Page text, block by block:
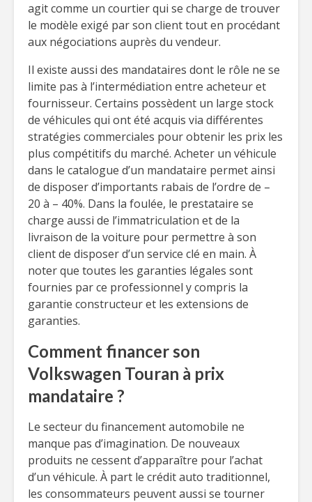
agit comme un courtier qui se charge de trouver
le modèle exigé par son client tout en procédant
aux négociations auprès du vendeur.
Il existe aussi des mandataires dont le rôle ne se
limite pas à l’intermédiation entre acheteur et
fournisseur. Certains possèdent un large stock
de véhicules qui ont été acquis via différentes
stratégies commerciales pour obtenir les prix les
plus compétitifs du marché. Acheter un véhicule
dans le catalogue d’un mandataire permet ainsi
de disposer d’importants rabais de l’ordre de –
20 à – 40%. Dans la foulée, le prestataire se
charge aussi de l’immatriculation et de la
livraison de la voiture pour permettre à son
client de disposer d’un service clé en main. À
noter que toutes les garanties légales sont
fournies par ce professionnel y compris la
garantie constructeur et les extensions de
garanties.
Comment financer son
Volkswagen Touran à prix
mandataire ?
Le secteur du financement automobile ne
manque pas d’imagination. De nouveaux
produits ne cessent d’apparaître pour l’achat
d’un véhicule. À part le crédit auto traditionnel,
les consommateurs peuvent aussi se tourner